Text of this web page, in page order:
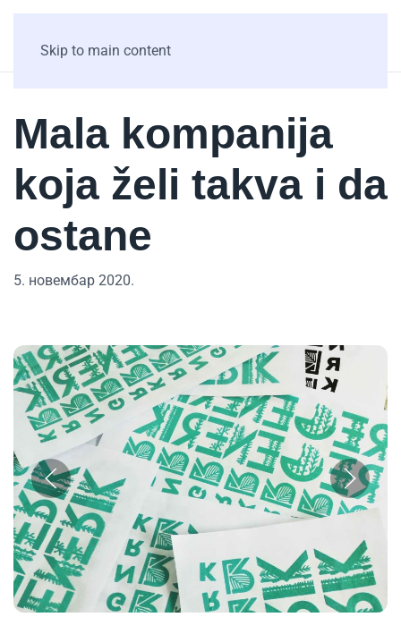
Skip to main content
Mala kompanija
koja želi takva i da
ostane
5. новембар 2020.